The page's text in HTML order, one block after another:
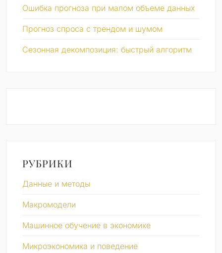
Ошибка прогноза при малом объеме данных
Прогноз спроса с трендом и шумом
Сезонная декомпозиция: быстрый алгоритм
РУБРИКИ
Данные и методы
Макромодели
Машинное обучение в экономике
Микроэкономика и поведение